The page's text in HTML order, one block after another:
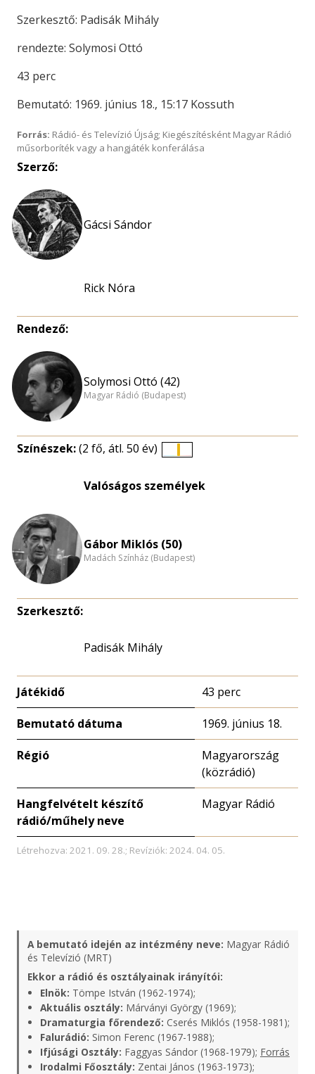
Szerkesztő: Padisák Mihály
rendezte: Solymosi Ottó
43 perc
Bemutató: 1969. június 18., 15:17 Kossuth
Forrás: Rádió- és Televízió Újság; Kiegészítésként Magyar Rádió
műsorboríték vagy a hangjáték konferálása
Szerző:
Gácsi Sándor
Rick Nóra
Rendező:
Solymosi Ottó (42)
Magyar Rádió (Budapest)
Színészek:(2 fő, átl. 50 év)
eloszlás
nagyítása
Valóságos személyek
Gábor Miklós (50)
Madách Színház (Budapest)
Szerkesztő:
Padisák Mihály
Játékidő 43 perc
Bemutató dátuma 1969. június 18.
Régió
Magyarország
(közrádió)
Hangfelvételt készítő
rádió/műhely neve
Magyar Rádió
Létrehozva: 2021. 09. 28.; Revíziók: 2024. 04. 05.
A bemutató idején az intézmény neve: Magyar Rádió
és Televízió (MRT)
Ekkor a rádió és osztályainak irányítói:
Elnök: Tömpe István (1962-1974);
Aktuális osztály: Márványi György (1969);
Dramaturgia főrendező: Cserés Miklós (1958-1981);
Falurádió: Simon Ferenc (1967-1988);
Ifjúsági Osztály: Faggyas Sándor (1968-1979); Forrás
Irodalmi Főosztály: Zentai János (1963-1973);